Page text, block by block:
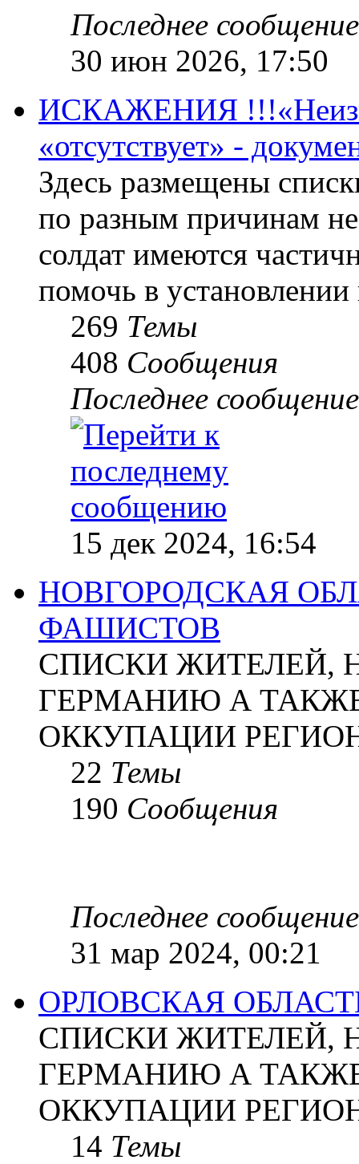
Последнее сообщение
30 июн 2026, 17:50
ИСКАЖЕНИЯ
«отсутствует» -
Здесь размещены
по разным причинам
солдат имеются
помочь в
269 Темы
408 Сообщения
Последнее сообщение
15 дек 2024, 16:54
НОВГОРОДСКАЯ
ФАШИСТОВ
СПИСКИ ЖИТЕЛЕЙ,
ГЕРМАНИЮ А
ОККУПАЦИИ
22 Темы
190 Сообщения
Последнее сообщение
31 мар 2024, 00:21
ОРЛОВСКАЯ
СПИСКИ ЖИТЕЛЕЙ,
ГЕРМАНИЮ А
ОККУПАЦИИ
14 Темы